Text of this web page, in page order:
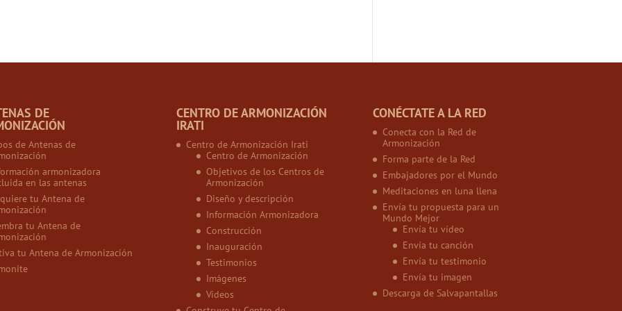
DE
de Antenas de
armonizadora
en las antenas
tu Antena de
tu Antena de
tu Antena de Armonización
CENTRO DE ARMONIZACIÓN
IRATI
Centro de Armonización Irati
Centro de Armonización
Objetivos de los Centros de
Armonización
Diseño y descripción
Información Armonizadora
Construcción
Inauguración
Testimonios
Imágenes
Vídeos
CONÉCTATE A LA RED
Conecta con la Red de
Armonización
Forma parte de la Red
Embajadores por el Mundo
Meditaciones en luna llena
Envía tu propuesta para un
Mundo Mejor
Envía tu vídeo
Envía tu canción
Envía tu testimonio
Envía tu imagen
Descarga de Salvapantallas